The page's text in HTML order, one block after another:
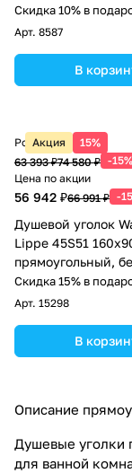
прозрачное
матовый
Скидка 10% в
Арт. 8587
В
Акция 15%
Розничная цена
63 393 ₽74 580 ₽ -15%
Цена по акции
56 942 ₽66 991 ₽ -
Душевой уголок
Lippe 45S51
прямоугольный,
прозрачное
Скидка 15% в
Арт. 15298
В
Описание
Душевые уголки
для ванной